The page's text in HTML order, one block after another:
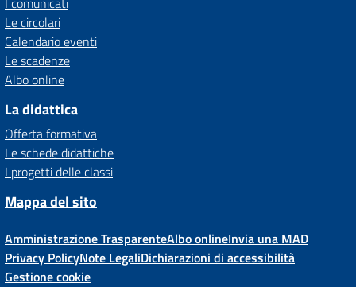
Le circolari
Calendario eventi
Le scadenze
Albo online
La didattica
Offerta formativa
Le schede didattiche
I progetti delle classi
Mappa del sito
Amministrazione TrasparenteAlbo onlineInvia una MAD
Privacy PolicyNote LegaliDichiarazioni di accessibilità
Gestione cookie